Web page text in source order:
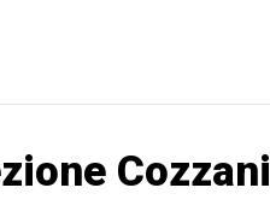
Cozzani